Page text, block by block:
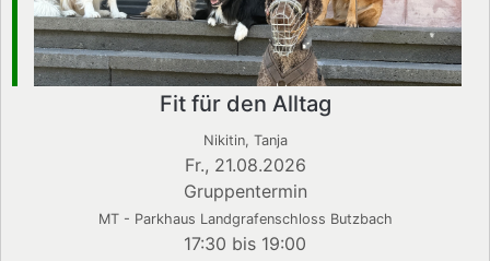
Fit für den Alltag
Nikitin, Tanja
Fr., 21.08.2026
Gruppentermin
MT - Parkhaus Landgrafenschloss Butzbach
17:30 bis 19:00